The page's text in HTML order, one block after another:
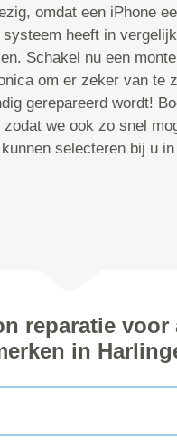
omdat een iPhone
heeft in
Schakel nu een
om er zeker van te
gerepareerd wordt!
we ook zo snel
selecteren bij u
reparatie voor
in